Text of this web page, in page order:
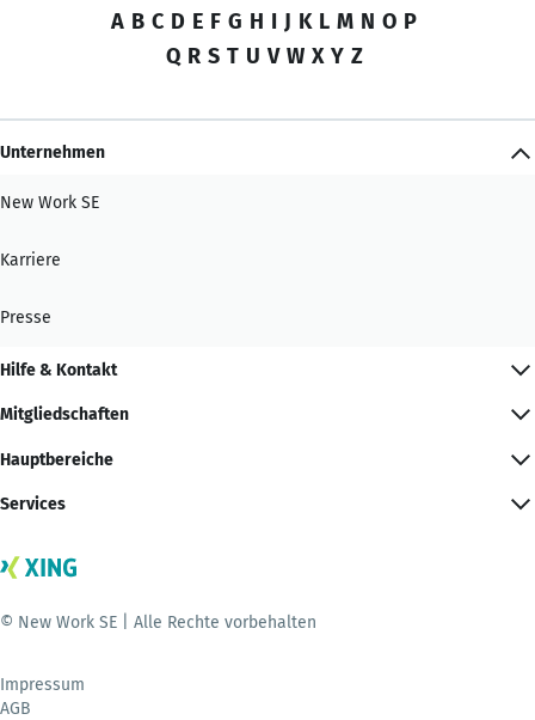
A B C D E F G H I J K L M N O P
Q R S T U V W X Y Z
Unternehmen
New Work SE
Karriere
Presse
Hilfe & Kontakt
Mitgliedschaften
Hauptbereiche
Services
© New Work SE | Alle Rechte vorbehalten
Impressum
AGB